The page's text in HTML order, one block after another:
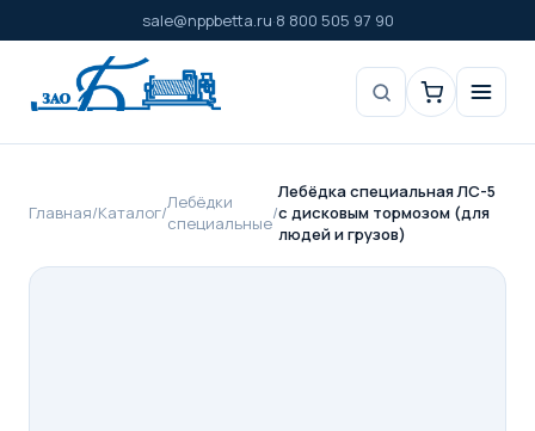
sale@nppbetta.ru·8 800 505 97 90
Главная/Каталог/Лебёдки
специальные/
Лебёдка специальная ЛС-5
с дисковым тормозом (для
людей и грузов)